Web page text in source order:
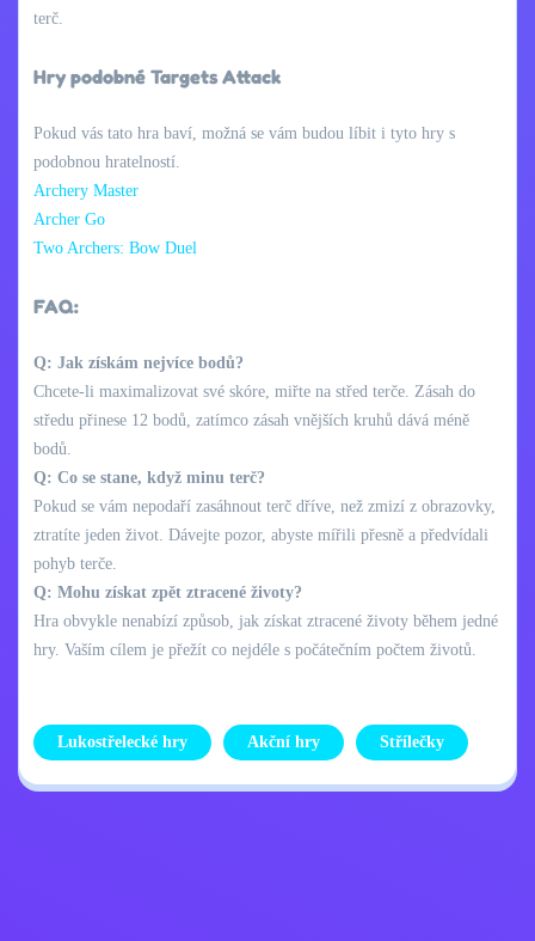
terč.
Hry podobné Targets Attack
Pokud vás tato hra baví, možná se vám budou líbit i tyto hry s
podobnou hratelností.
Archery Master
Archer Go
Two Archers: Bow Duel
FAQ:
Q: Jak získám nejvíce bodů?
Chcete-li maximalizovat své skóre, miřte na střed terče. Zásah do
středu přinese 12 bodů, zatímco zásah vnějších kruhů dává méně
bodů.
Q: Co se stane, když minu terč?
Pokud se vám nepodaří zasáhnout terč dříve, než zmizí z obrazovky,
ztratíte jeden život. Dávejte pozor, abyste mířili přesně a předvídali
pohyb terče.
Q: Mohu získat zpět ztracené životy?
Hra obvykle nenabízí způsob, jak získat ztracené životy během jedné
hry. Vaším cílem je přežít co nejdéle s počátečním počtem životů.
Lukostřelecké hry Akční hry Střílečky